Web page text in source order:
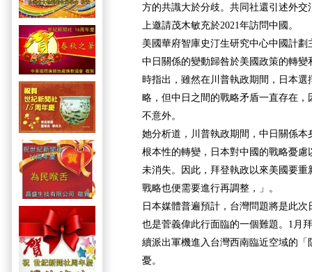
方的共識大於分歧。共同社還引述外
上邀請茂木敏充於2021年訪問中國。
美國華府智庫史汀生研究中心中國計
中日關係的變動歸咎於美國政策的轉
時指出，雖然在川普執政期間，日本
略，但中日之間的戰略矛盾一直存在
不意外。
她分析道，川普執政期間，中日關係
根本性的轉變，日本對中國的戰略憂
未消失。因此，拜登執政以來美國要
戰略也便需要進行再調整，」。
日本媒體普遍預計，台灣問題將是此
也是菅義偉此行面臨的一個難題。1月
續派出軍機進入台灣西南臨近空域的
憂。